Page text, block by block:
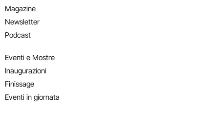
Magazine
Newsletter
Podcast
Eventi e Mostre
Inaugurazioni
Finissage
Eventi in giornata